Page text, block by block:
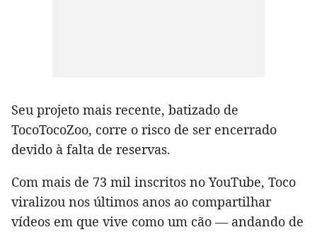
Seu projeto mais recente, batizado de
TocoTocoZoo, corre o risco de ser encerrado
devido à falta de reservas.
Com mais de 73 mil inscritos no YouTube, Toco
viralizou nos últimos anos ao compartilhar
vídeos em que vive como um cão — andando de